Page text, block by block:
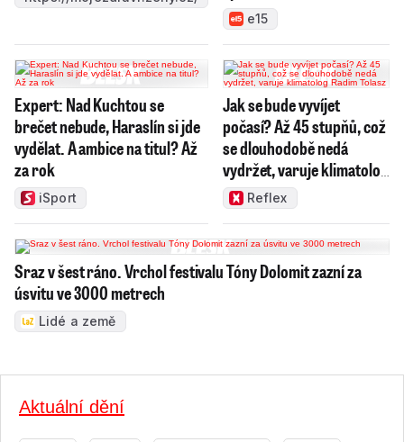
konkurz
e15
Expert: Nad Kuchtou se
brečet nebude, Haraslín si jde
vydělat. A ambice na titul? Až
za rok
iSport
Jak se bude vyvíjet
počasí? Až 45 stupňů, což
se dlouhodobě nedá
vydržet, varuje klimatolog
Radim Tolasz
Reflex
Sraz v šest ráno. Vrchol festivalu Tóny Dolomit zazní za
úsvitu ve 3000 metrech
Lidé a země
Aktuální dění